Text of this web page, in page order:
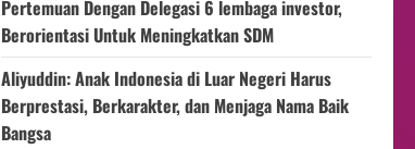
Pertemuan Dengan Delegasi 6 lembaga investor,
Berorientasi Untuk Meningkatkan SDM
Aliyuddin: Anak Indonesia di Luar Negeri Harus
Berprestasi, Berkarakter, dan Menjaga Nama Baik
Bangsa